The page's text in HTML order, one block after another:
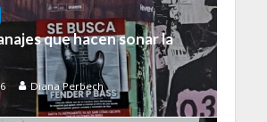
que hacen sonar la
Diana Perbech